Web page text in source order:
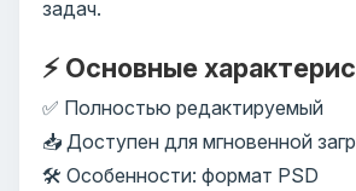
задач.
⚡ Основные
✅ Полностью редактируемый
📥 Доступен для мгновенной
🛠️ Особенности: формат PSD